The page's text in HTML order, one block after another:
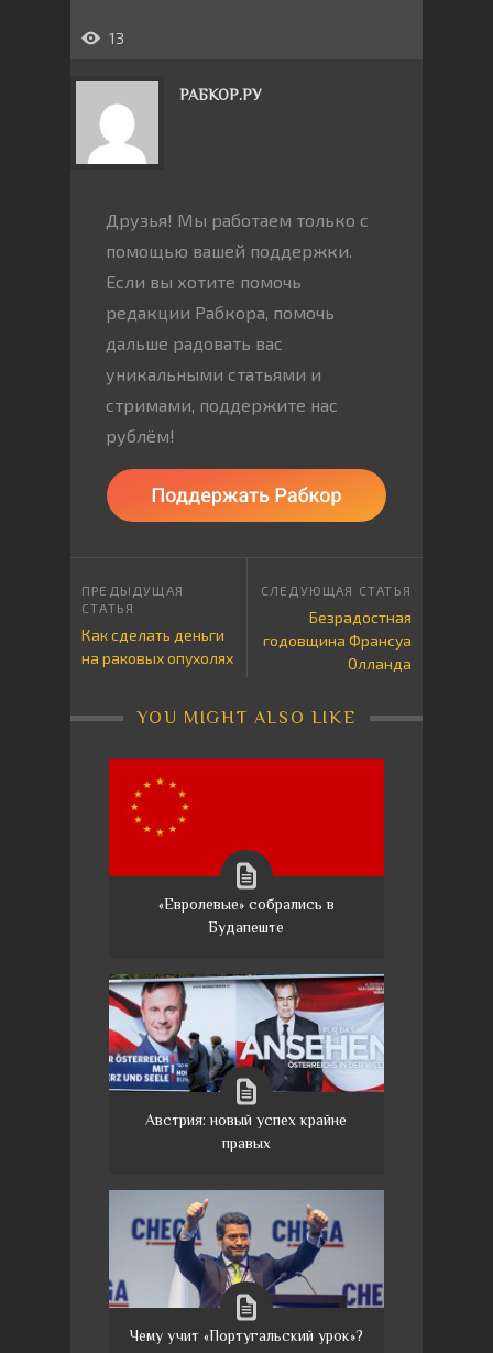
13
РАБКОР.РУ
Друзья! Мы работаем только с
помощью вашей поддержки.
Если вы хотите помочь
редакции Рабкора, помочь
дальше радовать вас
уникальными статьями и
стримами, поддержите нас
рублём!
Как сделать деньги
на раковых опухолях
Безрадостная
годовщина Франсуа
Олланда
YOU MIGHT ALSO LIKE
«Евролевые» собрались в
Будапеште
Австрия: новый успех крайне
правых
Чему учит «Португальский урок»?